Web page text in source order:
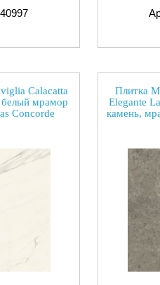
Calacatta
белый мрамор
Concorde
Плитка
Elegante
камень,